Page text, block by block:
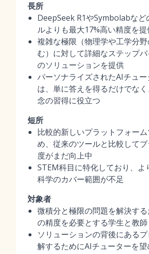
長所
DeepSeek R1やSymbolabなど
ルよりも最大17%高い精度を提
複雑な極限（物理学や工学分
む）に対して詳細なステップ
のソリューションを提供
パーソナライズされたAIチュ
は、単に答えを得るだけでな
念の習得に役立つ
短所
比較的新しいプラットフォー
め、従来のツールと比較して
度がまだ向上中
STEM科目に特化しており、よ
科学のカバー範囲が不足
対象者
微積分と極限の問題を解決す
の精度を必要とする学生と教師
ソリューションの背後にある
解するためにAIチューターを